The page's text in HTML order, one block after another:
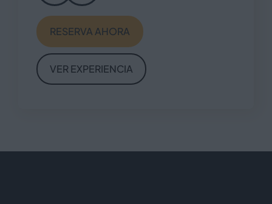
RESERVA AHORA
VER EXPERIENCIA